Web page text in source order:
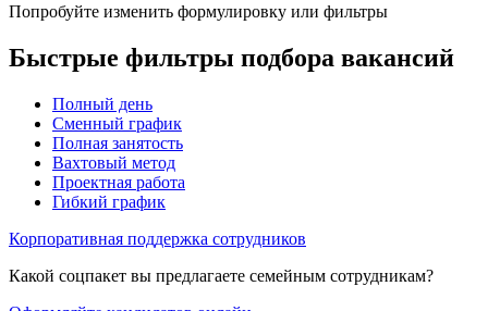
Попробуйте изменить формулировку или фильтры
Быстрые фильтры подбора вакансий
Полный день
Сменный график
Полная занятость
Вахтовый метод
Проектная работа
Гибкий график
Корпоративная поддержка сотрудников
Какой соцпакет вы предлагаете семейным сотрудникам?